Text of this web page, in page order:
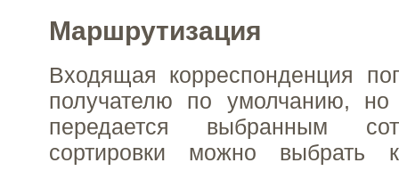
Маршрутизация
Входящая корреспонденция
получателю по умолчанию, но
передается выбранным
сортировки можно выбрать